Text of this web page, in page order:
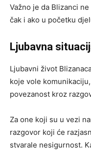
Važno je da Blizanci
čak i ako u početku
Ljubavna
Ljubavni život
koje vole
povezanost kroz
Za one koji su u vezi
razgovor koji će
stvarale nesigurnost.